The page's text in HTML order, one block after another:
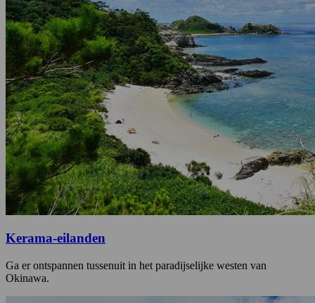
Kerama-eilanden
Ga er ontspannen tussenuit in het paradijselijke westen van
Okinawa.